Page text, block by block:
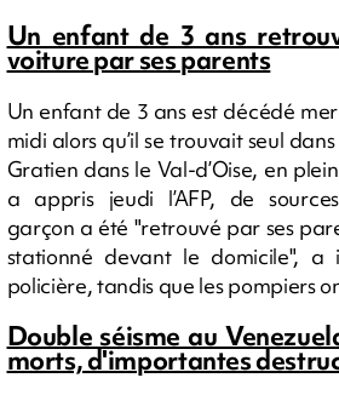
Un enfant de 3 ans
voiture par ses parents
Un enfant de 3 ans est décédé
midi alors qu’il se trouvait seul
Gratien dans le Val-d’Oise, en
a appris jeudi l’AFP, de
garçon a été "retrouvé par ses
stationné devant le domicile", a
policière, tandis que les pompiers
Double séisme au
morts, d'importantes